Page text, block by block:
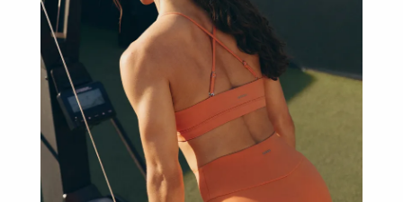
الإكسسوارات